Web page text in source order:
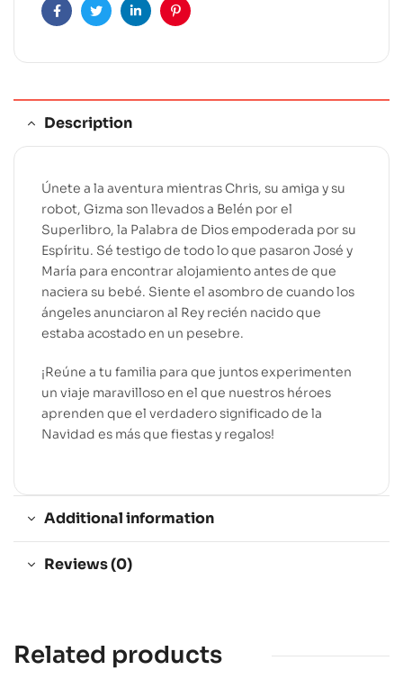
t
:
FacebookTwitterLinkedinPinterest
Description
Únete a la aventura mientras Chris, su amiga y su
robot, Gizma son llevados a Belén por el
Superlibro, la Palabra de Dios empoderada por su
Espíritu. Sé testigo de todo lo que pasaron José y
María para encontrar alojamiento antes de que
naciera su bebé. Siente el asombro de cuando los
ángeles anunciaron al Rey recién nacido que
estaba acostado en un pesebre.
¡Reúne a tu familia para que juntos experimenten
un viaje maravilloso en el que nuestros héroes
aprenden que el verdadero significado de la
Navidad es más que fiestas y regalos!
Additional information
Reviews (0)
Related products